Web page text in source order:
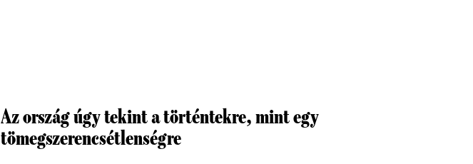
Az ország úgy tekint a történtekre, mint egy
tömegszerencsétlenségre